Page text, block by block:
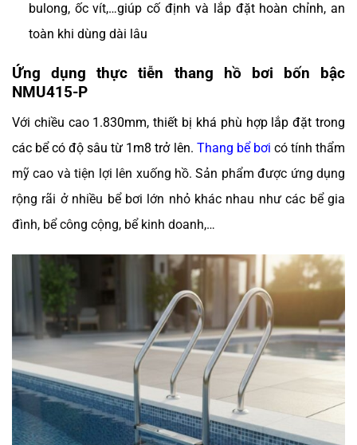
bulong, ốc vít,…giúp cố định và lắp đặt hoàn chỉnh, an
toàn khi dùng dài lâu
Ứng dụng thực tiễn thang hồ bơi bốn bậc
NMU415-P
Với chiều cao 1.830mm, thiết bị khá phù hợp lắp đặt trong
các bể có độ sâu từ 1m8 trở lên. Thang bể bơi có tính thẩm
mỹ cao và tiện lợi lên xuống hồ. Sản phẩm được ứng dụng
rộng rãi ở nhiều bể bơi lớn nhỏ khác nhau như các bể gia
đình, bể công cộng, bể kinh doanh,…